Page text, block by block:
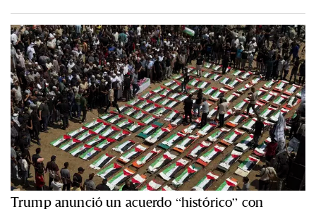
Trump anunció un acuerdo “histórico” con